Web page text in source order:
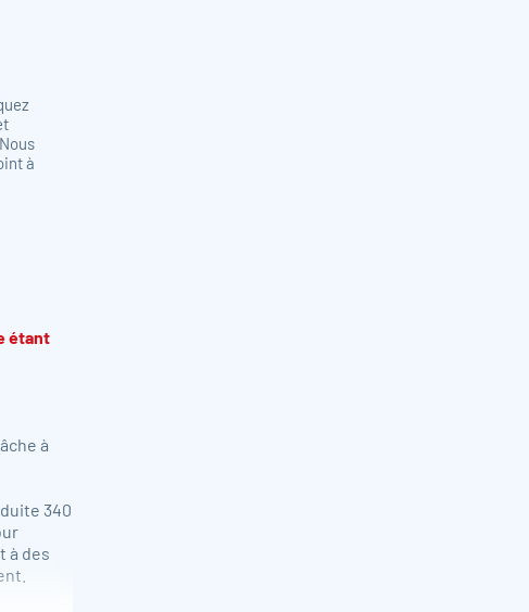
à
étant
à
340
à des